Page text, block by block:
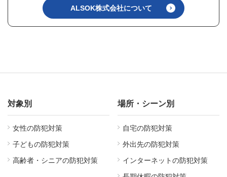
ALSOK株式会社について
対象別
女性の防犯対策
子どもの防犯対策
高齢者・シニアの防犯対策
場所・シーン別
自宅の防犯対策
外出先の防犯対策
インターネットの防犯対策